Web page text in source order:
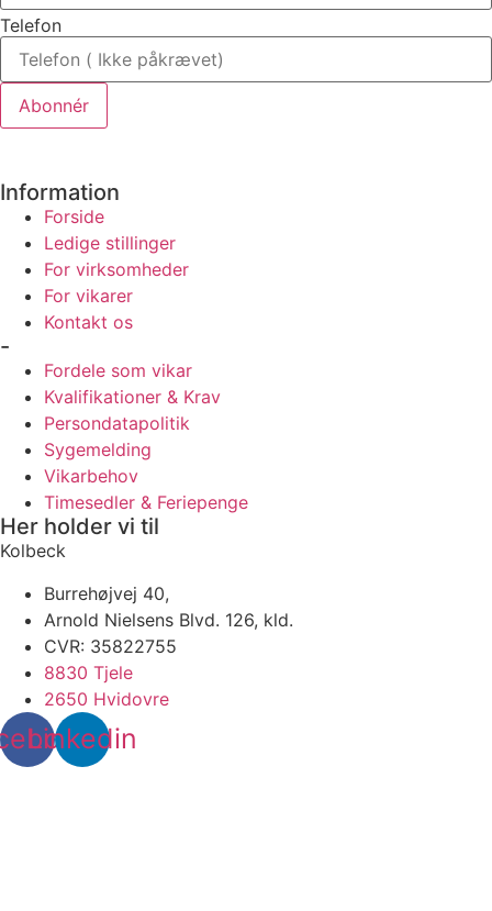
Telefon
Abonnér
Information
Forside
Ledige stillinger
For virksomheder
For vikarer
Kontakt os
-
Fordele som vikar
Kvalifikationer & Krav
Persondatapolitik
Sygemelding
Vikarbehov
Timesedler & Feriepenge
Her holder vi til
Kolbeck
Burrehøjvej 40,
Arnold Nielsens Blvd. 126, kld.
CVR: 35822755
8830 Tjele
2650 Hvidovre
Linkedin